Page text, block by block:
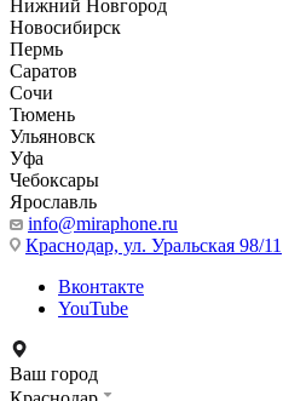
Нижний Новгород
Новосибирск
Пермь
Саратов
Сочи
Тюмень
Ульяновск
Уфа
Чебоксары
Ярославль
info@miraphone.ru
Краснодар, ул. Уральская 98/11
Вконтакте
YouTube
Ваш город